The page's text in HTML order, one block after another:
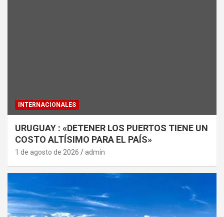
INTERNACIONALES
URUGUAY : «DETENER LOS PUERTOS TIENE UN
COSTO ALTÍSIMO PARA EL PAÍS»
1 de agosto de 2026 admin